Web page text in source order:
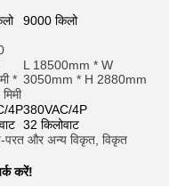
9000 किलो
*
L 18500mm * W
3050mm * H 2880mm
4P380VAC/4P
32 किलोवाट
परत और अन्य विकृत, विकृत
करें!